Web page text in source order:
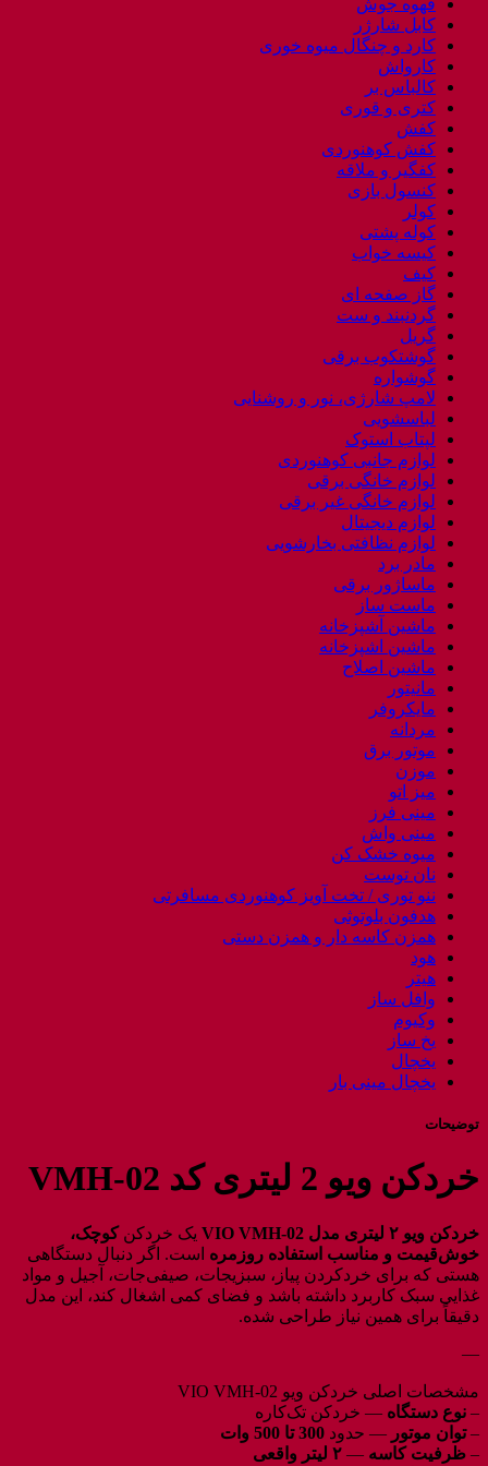
کابل شارژر
کارد و چنگال میوه خوری
کارواش
کالباس بر
کتری و قوری
کفش
کفش کوهنوردی
کفگیر و ملاقه
کنسول بازی
کولر
کوله پشتی
کیسه خواب
کیف
گاز صفحه ای
گردنبند و ست
گریل
گوشتکوب برقی
گوشواره
لامپ شارژی، نور و روشنایی
لباسشویی
لپتاب استوک
لوازم جانبی کوهنوردی
لوازم خانگی برقی
لوازم خانگی غیر برقی
لوازم دیجیتال
لوازم نظافتی بخارشویی
مادر برد
ماساژور برقی
ماست ساز
ماشین آشپزخانه
ماشین اشپزخانه
ماشین اصلاح
مانیتور
مایکروفر
مردانه
موتور برق
موزن
میز اتو
مینی فرز
مینی واش
میوه خشک کن
نان توست
ننو توری / تخت آویز کوهنوردی مسافرتی
هدفون بلوتوثی
همزن کاسه دار و همزن دستی
هود
هیتر
وافل ساز
وکیوم
یخ ساز
یخچال
یخچال مینی بار
توضیحات
خردکن ویو 2 لیتری کد VMH-02
خردکن ویو ۲ لیتری مدل VIO VMH‑02 یک خردکنکوچک،
خوش‌قیمت و مناسب استفاده روزمره است. اگر دنبال دستگاهی
هستی که برای خردکردن پیاز، سبزیجات، صیفی‌جات، آجیل و مواد
غذایی سبک کاربرد داشته باشد و فضای کمی اشغال کند، این مدل
دقیقاً برای همین نیاز طراحی شده.
—
مشخصات اصلی خردکن ویو VIO VMH‑02
– نوع دستگاه — خردکن تک‌کاره
–توان موتور — حدود 300 تا 500 وات
– ظرفیت کاسه — ۲ لیتر واقعی